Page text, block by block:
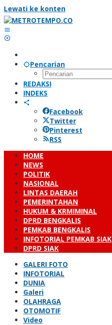
Lewati ke konten
Pencarian
REDAKSI
INDEKS
Facebook
Twitter
Pinterest
RSS
HOME
NEWS
POLITIK
NASIONAL
LINTAS DAERAH
PEMERINTAHAN
HUKUM & KRMIMINAL
DPRD BENGKALIS
PEMKAB BENGKALIS
INFOTORIAL PEMKAB SIAK
DPRD SIAK
GALERI FOTO
INFOTORIAL
DUNIA
Galeri
OLAHRAGA
OTOMOTIF
Video